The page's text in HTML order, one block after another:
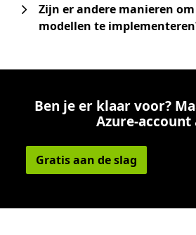
Zijn er andere manieren
modellen te
Ben je er klaar voor?
Azure-account
Gratis aan de slag